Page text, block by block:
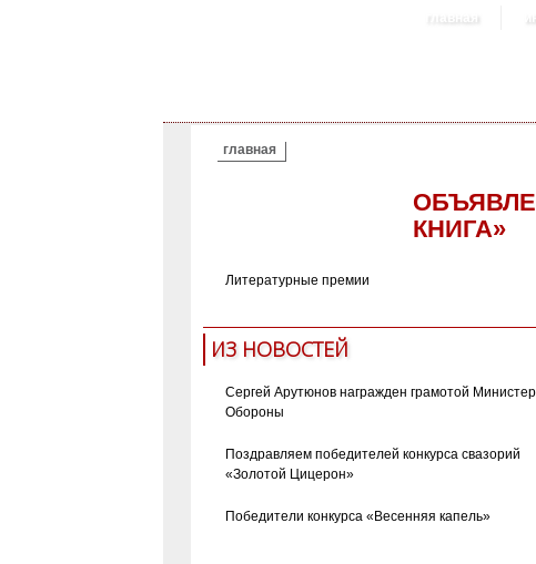
главная
ВЫ ЗДЕСЬ
главная
КНИГА»
Литературные премии
ИЗ НОВОСТЕЙ
Сергей Арутюнов награжден грамотой
Обороны
Поздравляем победителей конкурса свазорий
«Золотой Цицерон»
Победители конкурса «Весенняя капель»